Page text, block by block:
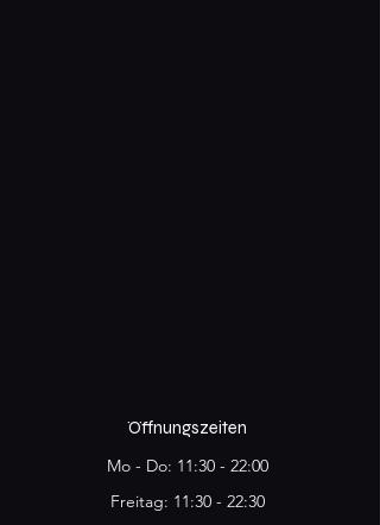
Öffnungszeiten
Mo - Do: 11:30 - 22:00
Freitag: 11:30 - 22:30